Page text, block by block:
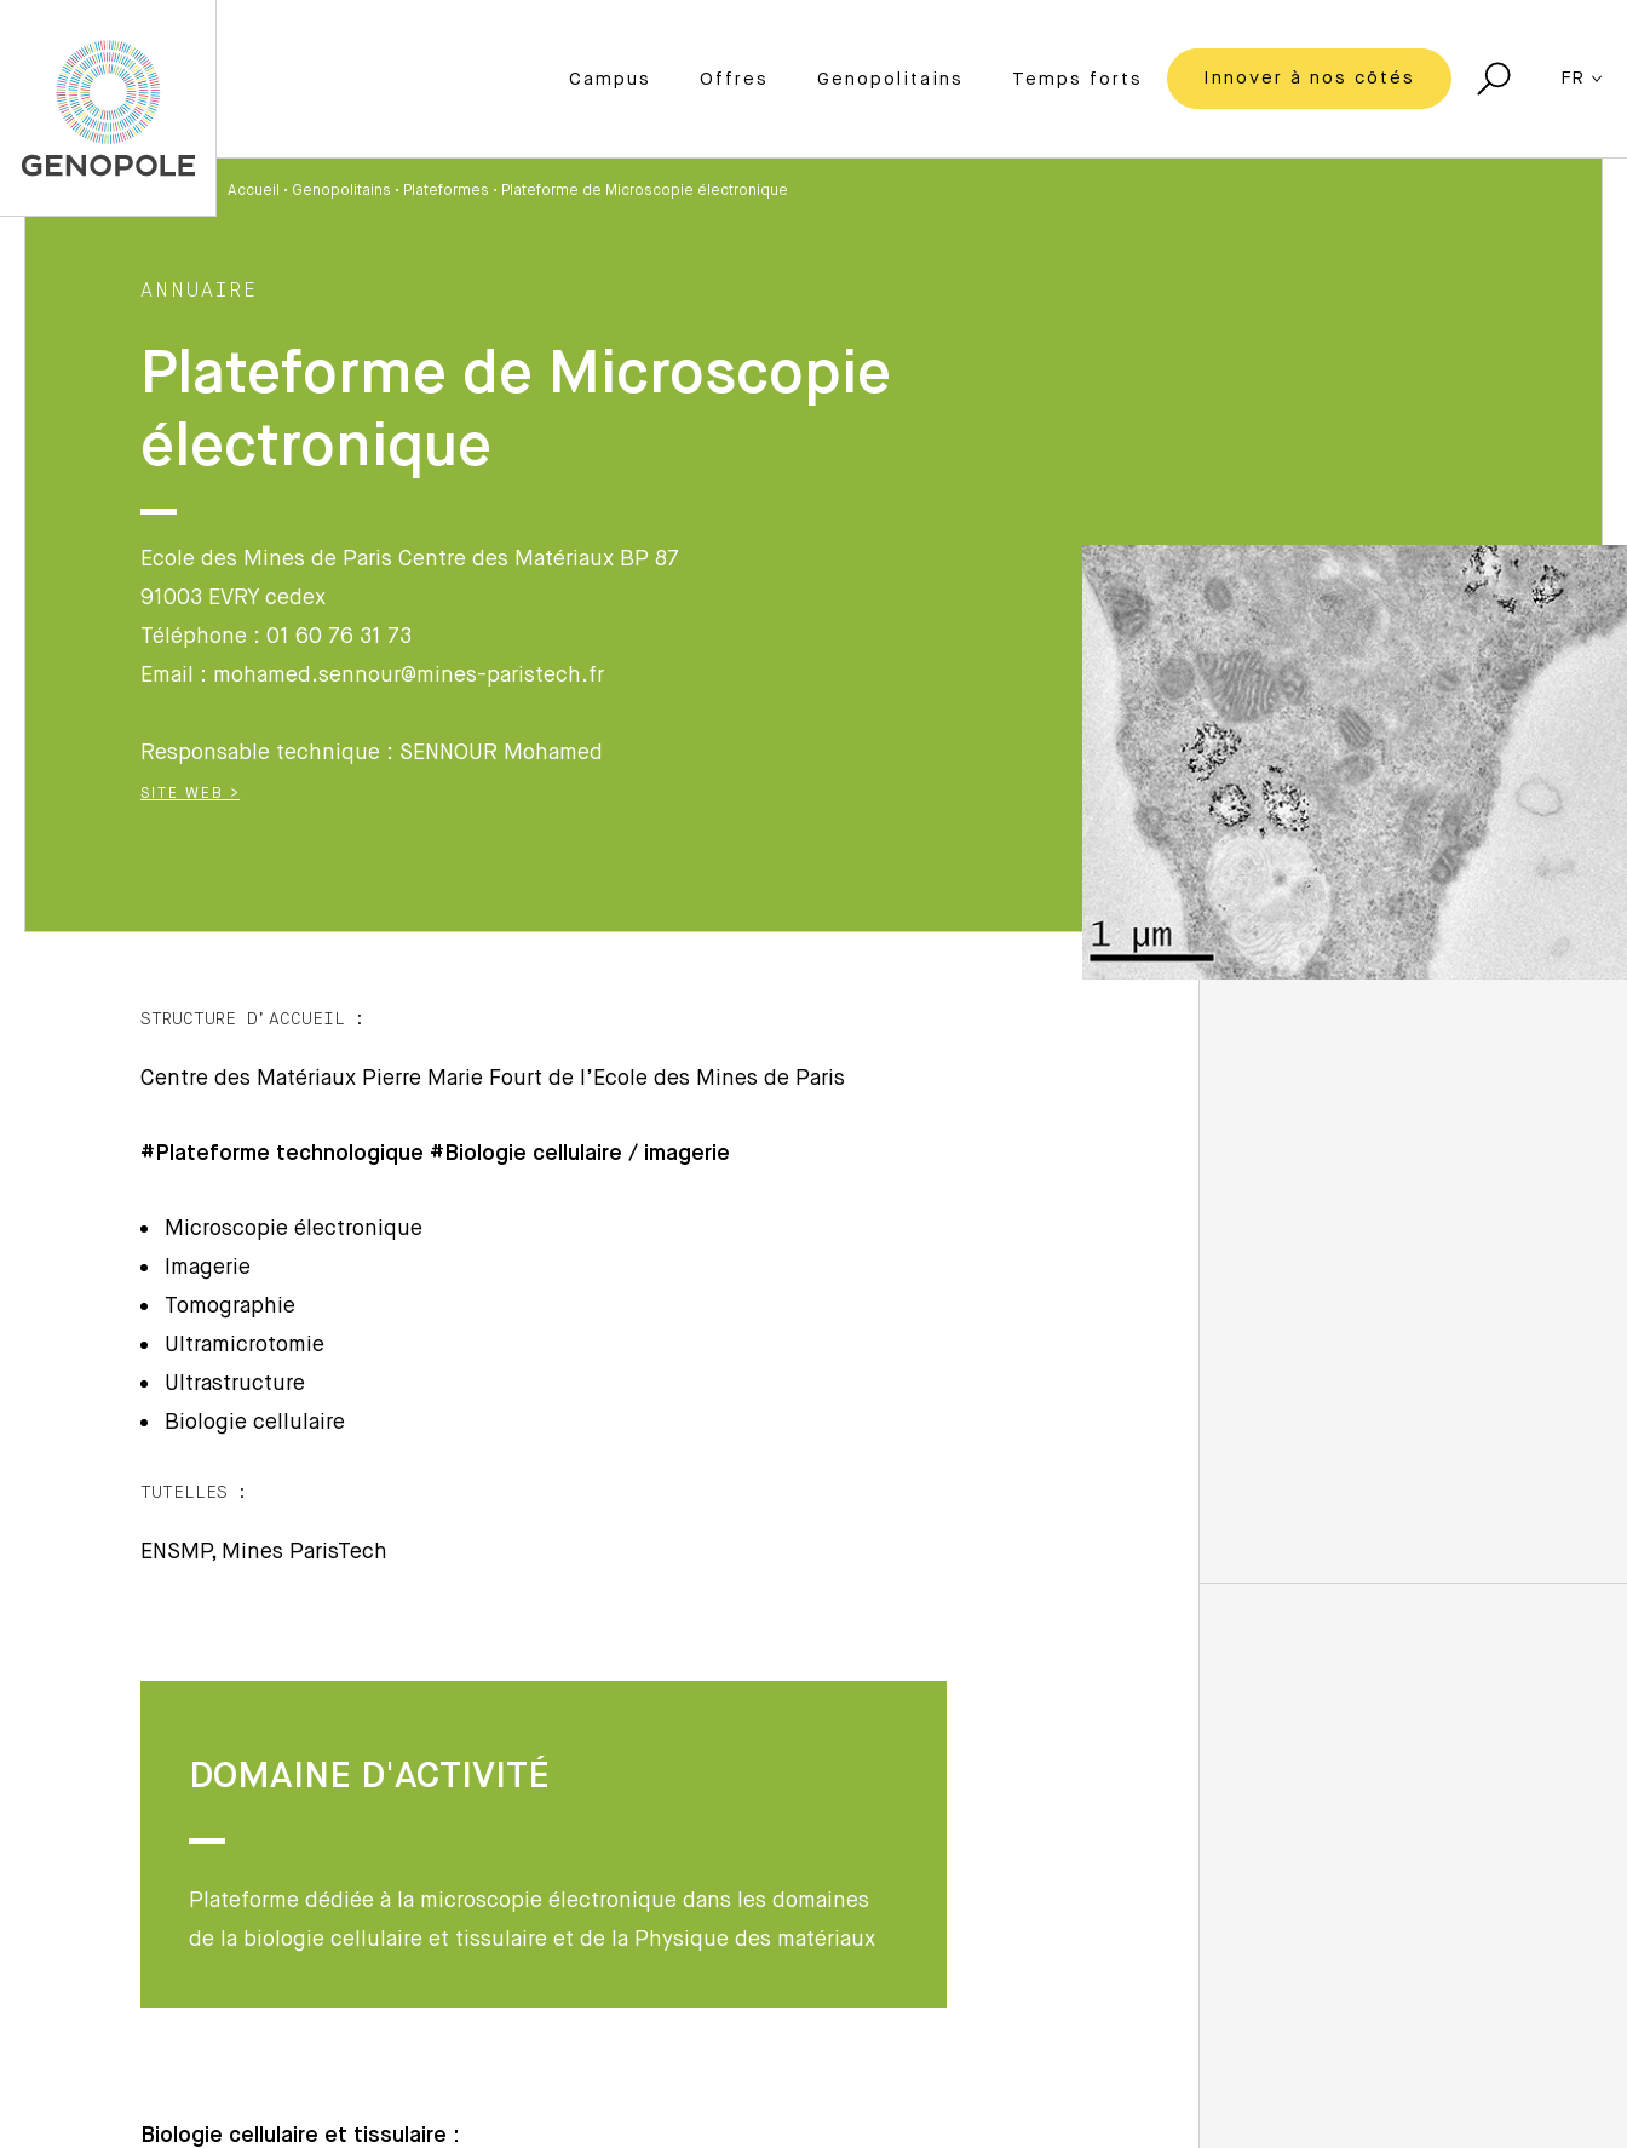
Campus Offres Genopolitains Temps forts Innover à nos côtés FR
Accueil • Genopolitains • Plateformes • Plateforme de Microscopie électronique
ANNUAIRE
Plateforme de Microscopie
électronique
Ecole des Mines de Paris Centre des Matériaux BP 87
91003 EVRY cedex
Téléphone : 01 60 76 31 73
Email : mohamed.sennour@mines-paristech.fr
Responsable technique : SENNOUR Mohamed
SITE WEB >
STRUCTURE D’ACCUEIL :
Centre des Matériaux Pierre Marie Fourt de l’Ecole des Mines de Paris
#Plateforme technologique #Biologie cellulaire / imagerie
Microscopie électronique
Imagerie
Tomographie
Ultramicrotomie
Ultrastructure
Biologie cellulaire
TUTELLES :
ENSMP, Mines ParisTech
DOMAINE D'ACTIVITÉ
Plateforme dédiée à la microscopie électronique dans les domaines
de la biologie cellulaire et tissulaire et de la Physique des matériaux
Biologie cellulaire et tissulaire :